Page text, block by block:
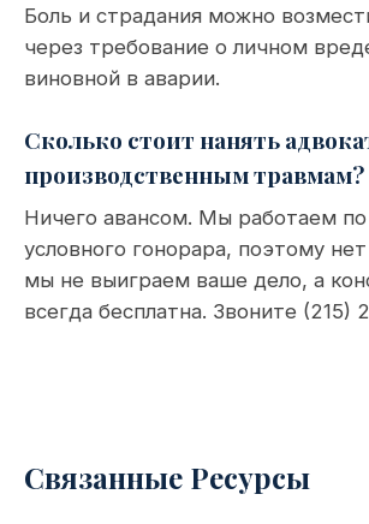
Боль и страдания можно
через требование о личном
виновной в аварии.
Сколько стоит нанять
производственным травмам?
Ничего авансом. Мы работаем
условного гонорара, поэтому
мы не выиграем ваше дело, а
всегда бесплатна. Звоните (215)
Связанные Ресурсы